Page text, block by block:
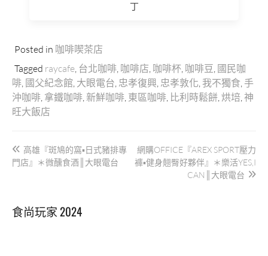
丁
Posted in 咖啡喫茶店
Tagged raycafe 台北咖啡 咖啡店 咖啡杯 咖啡豆 國民咖
啡 國父紀念館 大眼電台 忠孝復興 忠孝敦化 我不獨食 手
沖咖啡 拿鐵咖啡 新鮮咖啡 東區咖啡 比利時鬆餅 烘培 神
旺大飯店
文
章
覽
高雄『斑鳩的窩▪日式豬排專
門店』＊微醺食酒║大眼電台
網購OFFICE『AREX SPORT壓力
褲▪健身翹臀好夥伴』＊樂活YES,I
CAN║大眼電台
食尚玩家 2024